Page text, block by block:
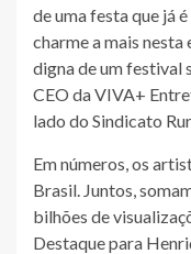
de uma festa que já
charme a mais nesta
digna de um festival
CEO da VIVA+
lado do Sindicato
Em números, os
Brasil. Juntos,
bilhões de
Destaque para